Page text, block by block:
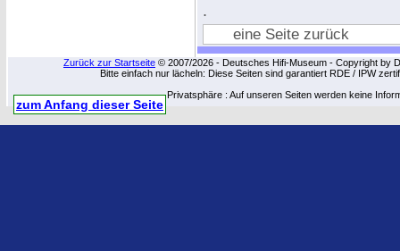
.
eine Seite zurück
Zurück zur Startseite © 2007/2026 - Deutsches Hifi-Museum - Copyright by
Bitte einfach nur lächeln: Diese Seiten sind garantiert RDE / IPW
Privatsphäre : Auf unseren Seiten werden keine
zum Anfang dieser Seite